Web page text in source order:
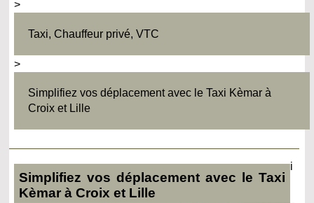
>
Taxi, Chauffeur privé, VTC
>
Simplifiez vos déplacement avec le Taxi Kèmar à
Croix et Lille
Simplifiez vos déplacement avec le Taxi
Kèmar à Croix et Lille
i